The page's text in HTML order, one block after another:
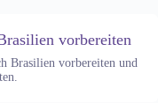
vorbereiten
Brasilien vorbereiten und